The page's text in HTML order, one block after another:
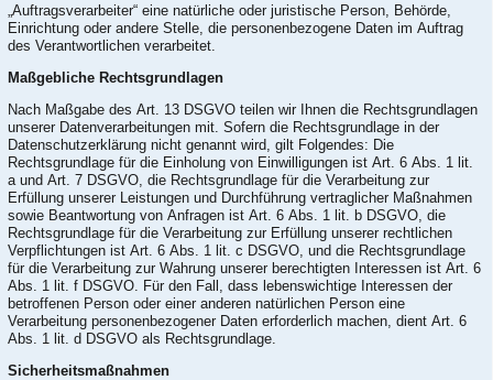
„Auftragsverarbeiter“ eine natürliche oder juristische Person, Behörde,
Einrichtung oder andere Stelle, die personenbezogene Daten im Auftrag
des Verantwortlichen verarbeitet.
Maßgebliche Rechtsgrundlagen
Nach Maßgabe des Art. 13 DSGVO teilen wir Ihnen die Rechtsgrundlagen
unserer Datenverarbeitungen mit. Sofern die Rechtsgrundlage in der
Datenschutzerklärung nicht genannt wird, gilt Folgendes: Die
Rechtsgrundlage für die Einholung von Einwilligungen ist Art. 6 Abs. 1 lit.
a und Art. 7 DSGVO, die Rechtsgrundlage für die Verarbeitung zur
Erfüllung unserer Leistungen und Durchführung vertraglicher Maßnahmen
sowie Beantwortung von Anfragen ist Art. 6 Abs. 1 lit. b DSGVO, die
Rechtsgrundlage für die Verarbeitung zur Erfüllung unserer rechtlichen
Verpflichtungen ist Art. 6 Abs. 1 lit. c DSGVO, und die Rechtsgrundlage
für die Verarbeitung zur Wahrung unserer berechtigten Interessen ist Art. 6
Abs. 1 lit. f DSGVO. Für den Fall, dass lebenswichtige Interessen der
betroffenen Person oder einer anderen natürlichen Person eine
Verarbeitung personenbezogener Daten erforderlich machen, dient Art. 6
Abs. 1 lit. d DSGVO als Rechtsgrundlage.
Sicherheitsmaßnahmen